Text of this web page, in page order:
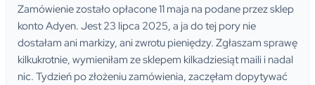
Zamówienie zostało opłacone 11 maja na podane przez sklep
konto Adyen. Jest 23 lipca 2025, a ja do tej pory nie
dostałam ani markizy, ani zwrotu pieniędzy. Zgłaszam sprawę
kilkukrotnie, wymieniłam ze sklepem kilkadziesiąt maili i nadal
nic. Tydzień po złożeniu zamówienia, zaczęłam dopytywać